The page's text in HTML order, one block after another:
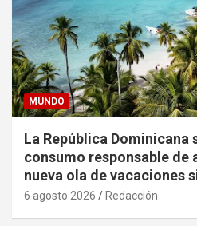
MUNDO
La República Dominicana
consumo responsable de
nueva ola de vacaciones
6 agosto 2026 Redacción